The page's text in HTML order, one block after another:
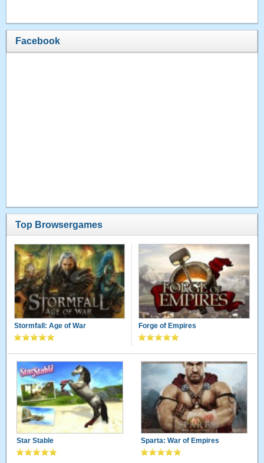
Facebook
Top Browsergames
Stormfall: Age of War Forge of Empires
Star Stable Sparta: War of Empires